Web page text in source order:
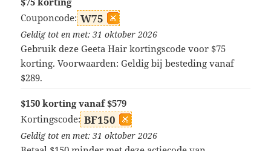
Couponcode: W75
Geldig tot en met: 31 oktober 2026
Gebruik deze Geeta Hair kortingscode voor $75
korting. Voorwaarden: Geldig bij besteding vanaf
$289.
$150 korting vanaf $579
Kortingscode: BF150
Geldig tot en met: 31 oktober 2026